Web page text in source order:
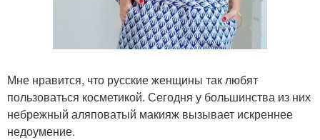
Мне нравится, что русские женщины так любят
пользоваться косметикой. Сегодня у большинства из них
небрежный аляповатый макияж вызывает искреннее
недоумение.